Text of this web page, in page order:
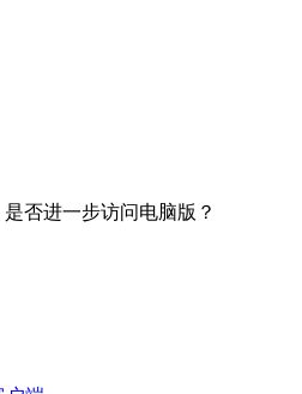
否进一步访问电脑版？